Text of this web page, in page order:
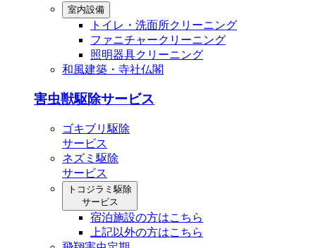
室内設備
トイレ・洗⾯所クリーニング
ファニチャークリーニング
照明器具クリーニング
和風建築・寺社仏閣
害虫獣駆除サービス
ゴキブリ駆除
サービス
ネズミ駆除
サービス
トコジラミ駆除
サービス
宿泊施設の方はこちら
上記以外の方はこちら